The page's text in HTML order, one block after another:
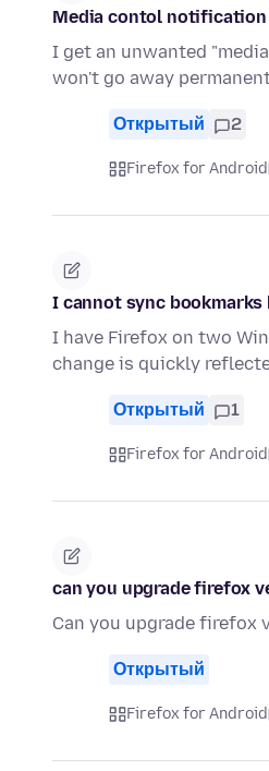
Media contol notification
I get an unwanted
won't go away
Открытый 2
Firefox for Android
I cannot sync bookmarks
I have Firefox on two
change is quickly
Открытый 1
Firefox for Android
can you upgrade firefox
Can you upgrade firefox
Открытый
Firefox for Android